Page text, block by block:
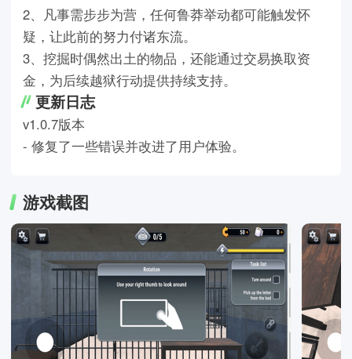
2、凡事需步步为营，任何鲁莽举动都可能触发怀
疑，让此前的努力付诸东流。
3、挖掘时偶然出土的物品，还能通过交易换取资
金，为后续越狱行动提供持续支持。
更新日志
v1.0.7版本
- 修复了一些错误并改进了用户体验。
游戏截图